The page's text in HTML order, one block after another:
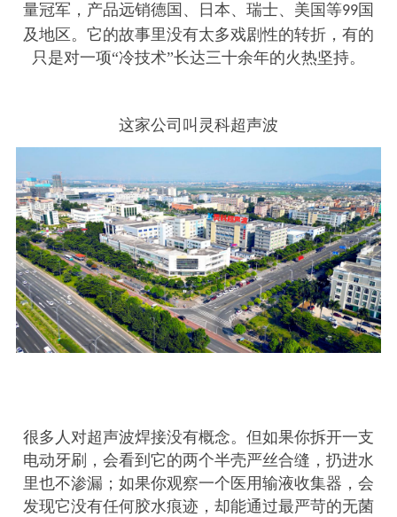
量冠军，产品远销德国、日本、瑞士、美国等99国
及地区。它的故事里没有太多戏剧性的转折，有的
只是对一项“冷技术”长达三十余年的火热坚持。
这家公司叫灵科超声波
很多人对超声波焊接没有概念。但如果你拆开一支
电动牙刷，会看到它的两个半壳严丝合缝，扔进水
里也不渗漏；如果你观察一个医用输液收集器，会
发现它没有任何胶水痕迹，却能通过最严苛的无菌